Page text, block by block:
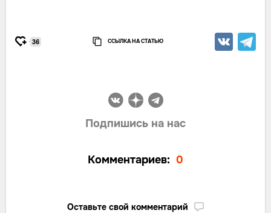
36 ССЫЛКА НА СТАТЬЮ
Подпишись на нас
Комментариев: 0
Оставьте свой комментарий